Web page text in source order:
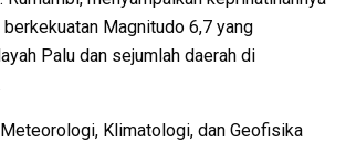
Magnitudo 6,7 yang
Palu dan sejumlah daerah di
Klimatologi, dan Geofisika